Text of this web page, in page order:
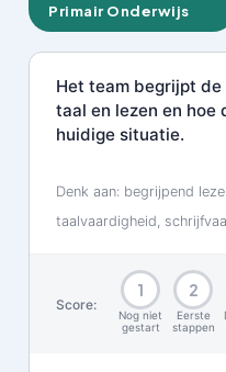
Primair Onderwijs
Het team begrijpt
taal en lezen en hoe
huidige situatie.
Denk aan: begrijpend
taalvaardigheid,
Score:
1
Nog niet
gestart
2
Eerste
stappen